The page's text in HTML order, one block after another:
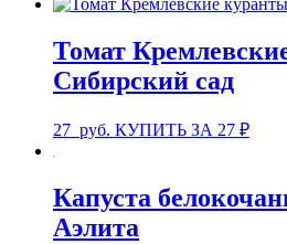
Томат
Сибирский сад
27 руб. КУПИТЬ ЗА 27 ₽
Капуста
Аэлита